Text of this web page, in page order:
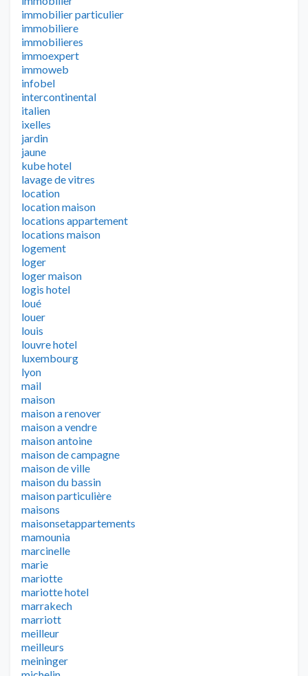
immobilier particulier
immobiliere
immobilieres
immoexpert
immoweb
infobel
intercontinental
italien
ixelles
jardin
jaune
kube hotel
lavage de vitres
location
location maison
locations appartement
locations maison
logement
loger
loger maison
logis hotel
loué
louer
louis
louvre hotel
luxembourg
lyon
mail
maison
maison a renover
maison a vendre
maison antoine
maison de campagne
maison de ville
maison du bassin
maison particulière
maisons
maisonsetappartements
mamounia
marcinelle
marie
mariotte
mariotte hotel
marrakech
marriott
meilleur
meilleurs
meininger